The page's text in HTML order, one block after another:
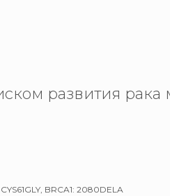
развития рака
BRCA1: 2080DELA